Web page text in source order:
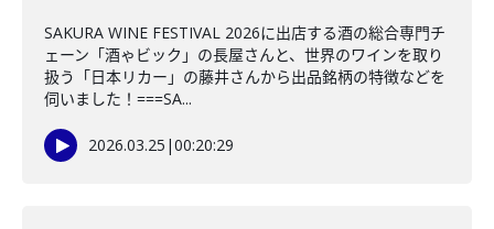
SAKURA WINE FESTIVAL 2026に出店する酒の総合専門チ
ェーン「酒ゃビック」の長屋さんと、世界のワインを取り
扱う「日本リカー」の藤井さんから出品銘柄の特徴などを
伺いました！===SA...
2026.03.25 |00:20:29